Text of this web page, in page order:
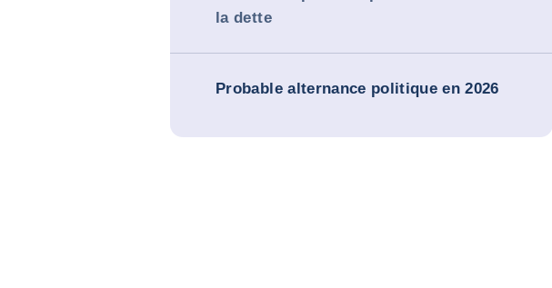
la dette
Probable alternance politique en 2026